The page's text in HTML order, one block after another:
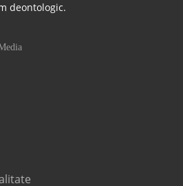
deontologic.